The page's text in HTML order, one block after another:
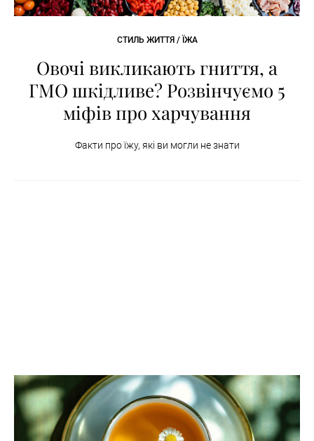
СТИЛЬ ЖИТТЯ / ЇЖА
Овочі викликають гниття, а
ГМО шкідливе? Розвінчуємо 5
міфів про харчування
Факти про їжу, які ви могли не знати